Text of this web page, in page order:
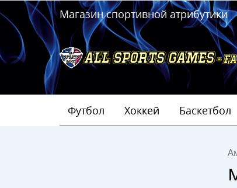
Магазин спортивной атрибутики
Футбол Хоккей Баскетбол